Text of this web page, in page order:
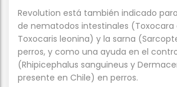
Revolution está también indicado
de nematodos intestinales (Toxocara
Toxocaris leonina) y la sarna
perros, y como una ayuda en el
(Rhipicephalus sanguineus y
presente en Chile) en perros.